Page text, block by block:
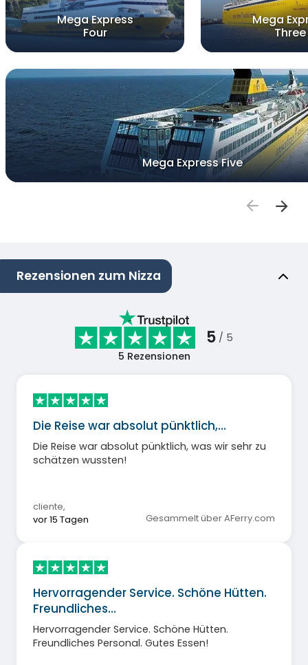
Mega Express
Four
Mega
Three
Mega Express Five
Rezensionen zum Nizza
5 / 5
5 Rezensionen
Die Reise war absolut pünktlich,…
Die Reise war absolut pünktlich, was wir sehr zu
schätzen wussten!
cliente,
vor 15 Tagen
Gesammelt über AFerry.com
Hervorragender Service. Schöne Hütten.
Freundliches…
Hervorragender Service. Schöne Hütten.
Freundliches Personal. Gutes Essen!